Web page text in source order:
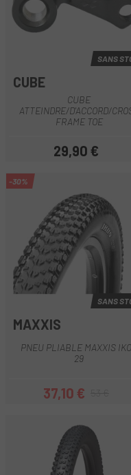
SANS
CUBE
CUBE
ATTEINDRE/D'ACCORD/
FRAME TOE
Prix
29,90 €
-30%
SANS
MAXXIS
PNEU PLIABLE MAXXIS
29
Prix
37,10 €Prix habituel